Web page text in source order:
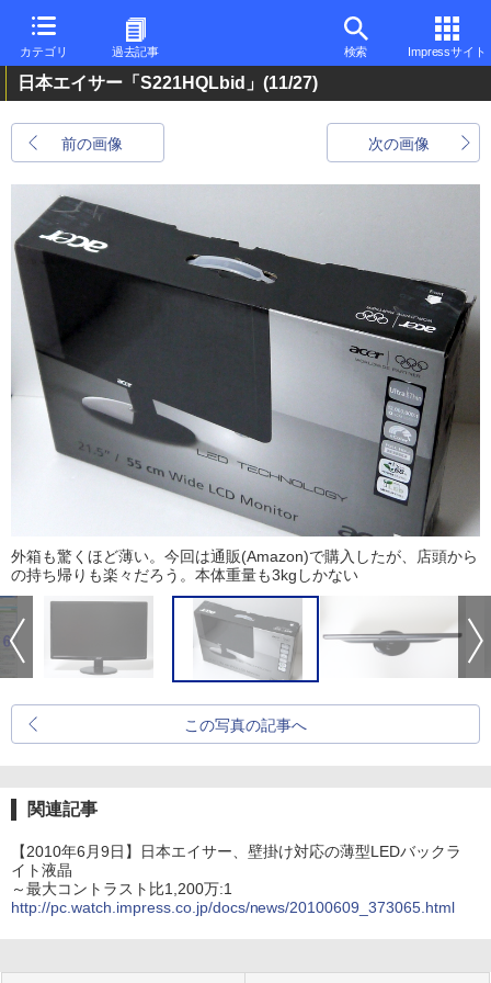
カテゴリ 過去記事 検索 Impressサイト
日本エイサー「S221HQLbid」 (11/27)
前の画像 次の画像
外箱も驚くほど薄い。今回は通販(Amazon)で購入したが、店頭から
の持ち帰りも楽々だろう。本体重量も3kgしかない
この写真の記事へ
関連記事
【2010年6月9日】日本エイサー、壁掛け対応の薄型LEDバックラ
イト液晶
～最大コントラスト比1,200万:1
http://pc.watch.impress.co.jp/docs/news/20100609_373065.html